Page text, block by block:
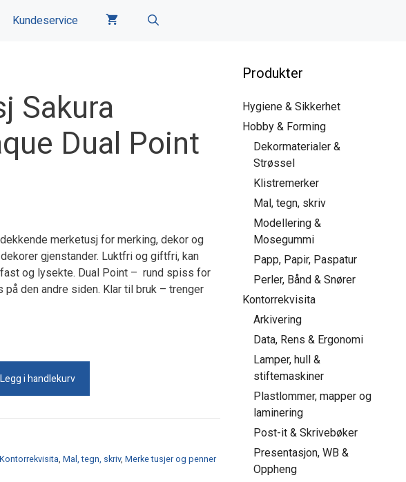
Kundeservice
Sakura
Dual Point
merketusj for merking, dekor og
gjenstander. Luktfri og giftfri, kan
og lysekte. Dual Point – rund spiss for
den andre siden. Klar til bruk – trenger
Legg i handlekurv
Kontorrekvisita, Mal, tegn, skriv, Merke tusjer og penner
Produkter
Hygiene & Sikkerhet
Hobby & Forming
Dekormaterialer &
Strøssel
Klistremerker
Mal, tegn, skriv
Modellering &
Mosegummi
Papp, Papir, Paspatur
Perler, Bånd & Snører
Kontorrekvisita
Arkivering
Data, Rens & Ergonomi
Lamper, hull &
stiftemaskiner
Plastlommer, mapper og
laminering
Post-it & Skrivebøker
Presentasjon, WB &
Oppheng